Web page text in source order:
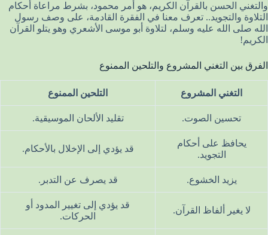
والتغني الحسن بالقرآن الكريم، هو أمر محمود، بشرط مراعاة أحكام
التلاوة والتجويد.. تعرف معنا في الفقرة القادمة، على وصف رسول
الله صلى الله عليه وسلم، لتلاوة أبو موسى الأشعري وهو يتلو القرآن
الكريم!
الفرق بين التغني المشروع والتلحين الممنوع
التغني المشروع التلحين الممنوع
تحسين الصوت. تقليد الألحان الموسيقية.
يحافظ على أحكام
التجويد.
قد يؤدي إلى الإخلال بالأحكام.
يزيد الخشوع. قد يصرف عن التدبر.
لا يغير ألفاظ القرآن.
قد يؤدي إلى تغيير المدود أو
الحركات.